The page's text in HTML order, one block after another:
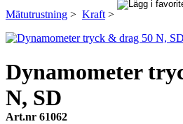
Mätutrustning > Kraft >
Dynamometer
N, SD
Art.nr 61062